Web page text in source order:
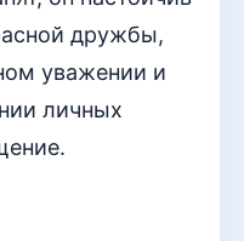
дружбы,
уважении и
личных